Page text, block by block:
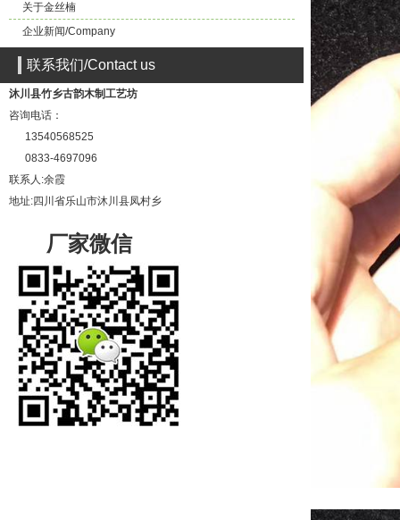
关于金丝楠
企业新闻/Company
联系我们/Contact us
沐川县竹乡古韵木制工艺坊
咨询电话：
13540568525
0833-4697096
联系人:余霞
地址:四川省乐山市沐川县凤村乡
厂家微信